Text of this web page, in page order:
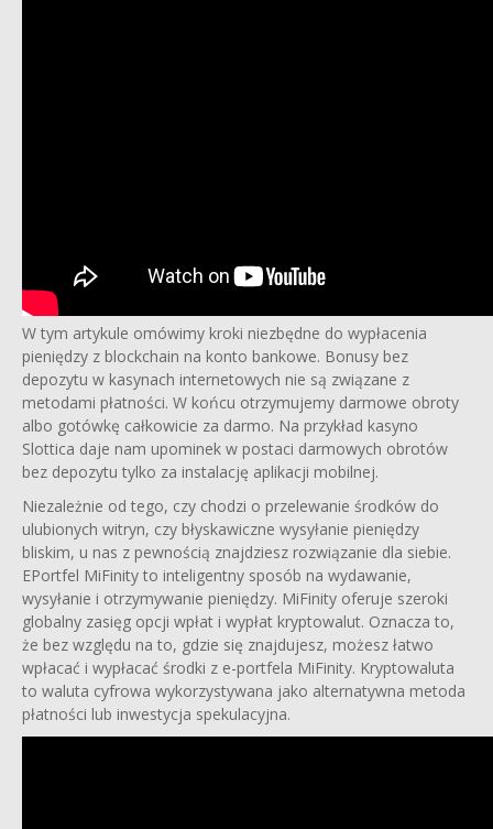
W tym artykule omówimy kroki niezbędne do wypłacenia
pieniędzy z blockchain na konto bankowe. Bonusy bez
depozytu w kasynach internetowych nie są związane z
metodami płatności. W końcu otrzymujemy darmowe obroty
albo gotówkę całkowicie za darmo. Na przykład kasyno
Slottica daje nam upominek w postaci darmowych obrotów
bez depozytu tylko za instalację aplikacji mobilnej.
Niezależnie od tego, czy chodzi o przelewanie środków do
ulubionych witryn, czy błyskawiczne wysyłanie pieniędzy
bliskim, u nas z pewnością znajdziesz rozwiązanie dla siebie.
EPortfel MiFinity to inteligentny sposób na wydawanie,
wysyłanie i otrzymywanie pieniędzy. MiFinity oferuje szeroki
globalny zasięg opcji wpłat i wypłat kryptowalut. Oznacza to,
że bez względu na to, gdzie się znajdujesz, możesz łatwo
wpłacać i wypłacać środki z e-portfela MiFinity. Kryptowaluta
to waluta cyfrowa wykorzystywana jako alternatywna metoda
płatności lub inwestycja spekulacyjna.